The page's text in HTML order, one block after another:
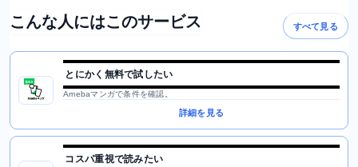
こんな人にはこのサービス すべて見る
とにかく無料で試したい
Amebaマンガで条件を確認。
詳細を見る
コスパ重視で読みたい